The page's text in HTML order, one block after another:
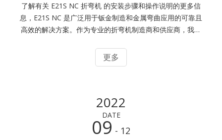
了解有关 E21S NC 折弯机 的安装步骤和操作说明的更多信
息，E21S NC 是广泛用于钣金制造和金属弯曲应用的可靠且
高效的解决方案。作为专业的折弯机制造商和供应商，我们
更多
2022
DATE
09 - 12